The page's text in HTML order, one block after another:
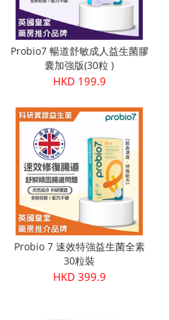
Probio7 暢道舒敏成人益生菌膠
囊加強版(30粒 )
HKD 199.9
Probio 7 速效特強益生菌全素
30粒裝
HKD 399.9